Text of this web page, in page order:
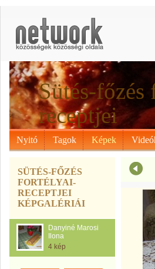
Sütés-
receptjei
Nyitó Tagok Képek
SÜTÉS-FŐZÉS
FORTÉLYAI-
RECEPTJEI
KÉPGALÉRIÁI
Danyiné Marosi
Ilona
4 kép